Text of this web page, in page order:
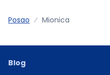
Posao Mionica
Blog